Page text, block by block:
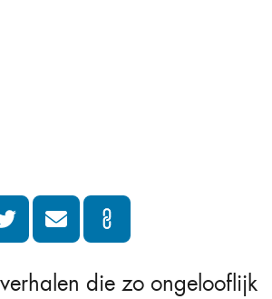
die zo ongelooflijk